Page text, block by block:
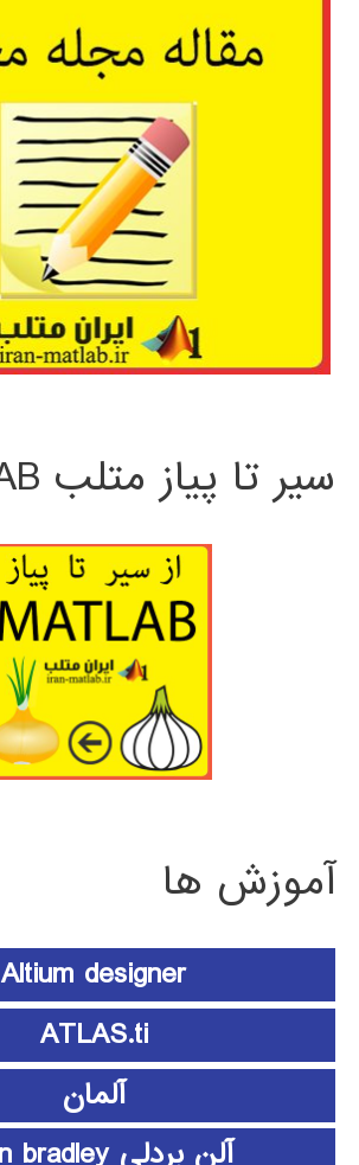
سیر تا پیاز متلب MATLAB
آموزش ها
Altium designer
ATLAS.ti
آلمان
آلن بردلی Allen bradley